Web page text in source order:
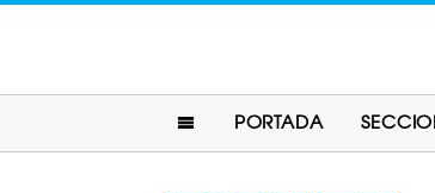
PORTADA